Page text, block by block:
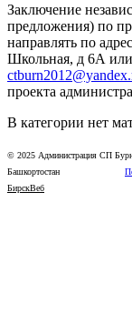
Заключение
предложения) по
направлять по
Школьная, д 6А или
проекта
В категории нет
© 2025 Администрация СП
Башкортостан
БирскВеб